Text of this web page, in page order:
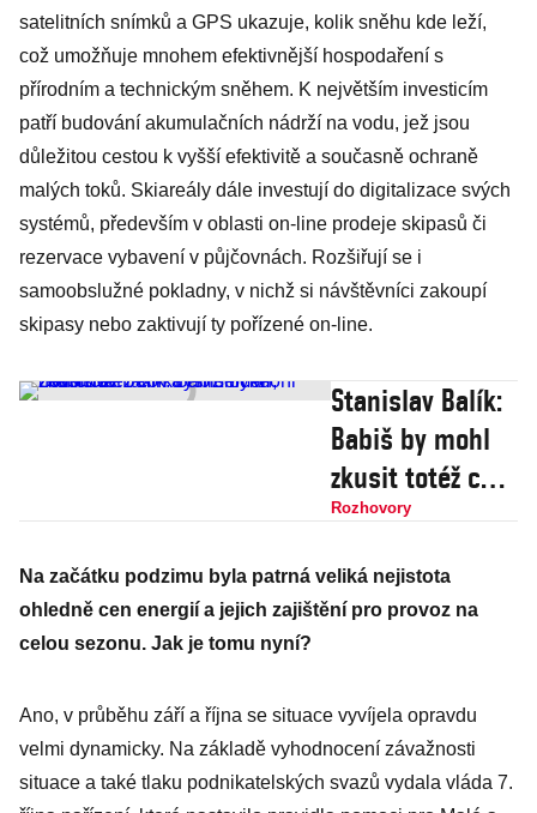
satelitních snímků a GPS ukazuje, kolik sněhu kde leží,
což umožňuje mnohem efektivnější hospodaření s
přírodním a technickým sněhem. K největším investicím
patří budování akumulačních nádrží na vodu, jež jsou
důležitou cestou k vyšší efektivitě a současně ochraně
malých toků. Skiareály dále investují do digitalizace svých
systémů, především v oblasti on-line prodeje skipasů či
rezervace vybavení v půjčovnách. Rozšiřují se i
samoobslužné pokladny, v nichž si návštěvníci zakoupí
skipasy nebo zaktivují ty pořízené on-line.
Stanislav Balík:
Babiš by mohl
zkusit totéž co
kdysi Zeman,
a chronické
nevoliče
Rozhovory
Na začátku podzimu byla patrná veliká nejistota
ohledně cen energií a jejich zajištění pro provoz na
celou sezonu. Jak je tomu nyní?
Ano, v průběhu září a října se situace vyvíjela opravdu
velmi dynamicky. Na základě vyhodnocení závažnosti
situace a také tlaku podnikatelských svazů vydala vláda 7.